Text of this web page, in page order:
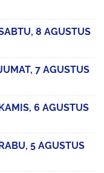
8 AGUSTUS
7 AGUSTUS
6 AGUSTUS
5 AGUSTUS